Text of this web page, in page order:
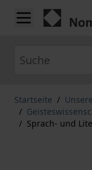
Zum Inhalt springen
Startseite /
/
/ Sprach- und